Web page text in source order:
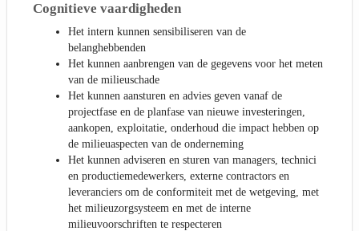
Cognitieve vaardigheden
Het intern kunnen sensibiliseren van de
belanghebbenden
Het kunnen aanbrengen van de gegevens voor het meten
van de milieuschade
Het kunnen aansturen en advies geven vanaf de
projectfase en de planfase van nieuwe investeringen,
aankopen, exploitatie, onderhoud die impact hebben op
de milieuaspecten van de onderneming
Het kunnen adviseren en sturen van managers, technici
en productiemedewerkers, externe contractors en
leveranciers om de conformiteit met de wetgeving, met
het milieuzorgsysteem en met de interne
milieuvoorschriften te respecteren